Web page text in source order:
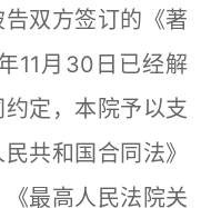
双方签订的《著
11月30日已经解
定，本院予以支
共和国合同法》
最高人民法院关